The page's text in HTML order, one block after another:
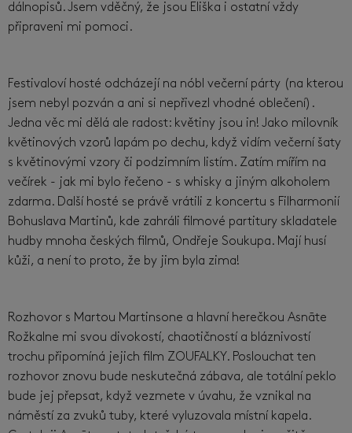
dálnopisů. Jsem vděčný, že jsou Eliška i ostatní vždy
připraveni mi pomoci.
Festivaloví hosté odcházejí na nóbl večerní párty (na kterou
jsem nebyl pozván a ani si nepřivezl vhodné oblečení).
Jedna věc mi dělá ale radost: květiny jsou in! Jako milovník
květinových vzorů lapám po dechu, když vidím večerní šaty
s květinovými vzory či podzimním listím. Zatím mířím na
večírek - jak mi bylo řečeno - s whisky a jiným alkoholem
zdarma. Další hosté se právě vrátili z koncertu s Filharmonií
Bohuslava Martinů, kde zahráli filmové partitury skladatele
hudby mnoha českých filmů, Ondřeje Soukupa. Mají husí
kůži, a není to proto, že by jim byla zima!
Rozhovor s Martou Martinsone a hlavní herečkou Asnāte
Rožkalne mi svou divokostí, chaotičností a bláznivostí
trochu připomíná jejich film ZOUFALKY. Poslouchat ten
rozhovor znovu bude neskutečná zábava, ale totální peklo
bude jej přepsat, když vezmete v úvahu, že vznikal na
náměstí za zvuků tuby, které vyluzovala místní kapela.